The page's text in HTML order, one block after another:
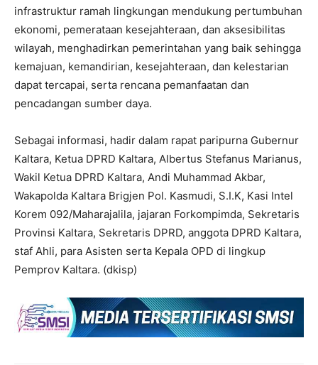
infrastruktur ramah lingkungan mendukung pertumbuhan
ekonomi, pemerataan kesejahteraan, dan aksesibilitas
wilayah, menghadirkan pemerintahan yang baik sehingga
kemajuan, kemandirian, kesejahteraan, dan kelestarian
dapat tercapai, serta rencana pemanfaatan dan
pencadangan sumber daya.
Sebagai informasi, hadir dalam rapat paripurna Gubernur
Kaltara, Ketua DPRD Kaltara, Albertus Stefanus Marianus,
Wakil Ketua DPRD Kaltara, Andi Muhammad Akbar,
Wakapolda Kaltara Brigjen Pol. Kasmudi, S.I.K, Kasi Intel
Korem 092/Maharajalila, jajaran Forkompimda, Sekretaris
Provinsi Kaltara, Sekretaris DPRD, anggota DPRD Kaltara,
staf Ahli, para Asisten serta Kepala OPD di lingkup
Pemprov Kaltara. (dkisp)